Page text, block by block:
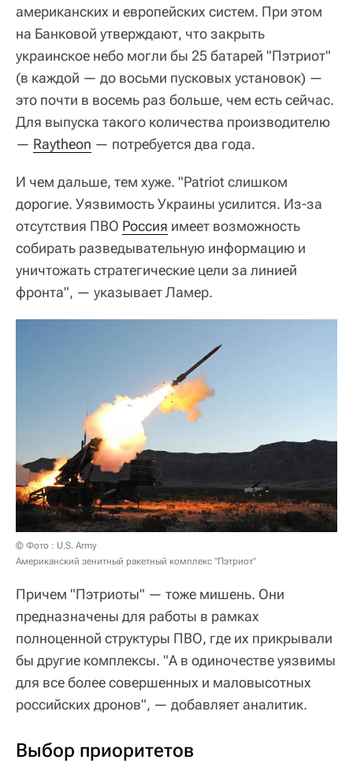
американских и европейских систем. При этом
на Банковой утверждают, что закрыть
украинское небо могли бы 25 батарей "Пэтриот"
(в каждой — до восьми пусковых установок) —
это почти в восемь раз больше, чем есть сейчас.
Для выпуска такого количества производителю
— Raytheon — потребуется два года.
И чем дальше, тем хуже. "Patriot слишком
дорогие. Уязвимость Украины усилится. Из-за
отсутствия ПВО Россия имеет возможность
собирать разведывательную информацию и
уничтожать стратегические цели за линией
фронта", — указывает Ламер.
© Фото : U.S. Army
Американский зенитный ракетный комплекс "Пэтриот"
Причем "Пэтриоты" — тоже мишень. Они
предназначены для работы в рамках
полноценной структуры ПВО, где их прикрывали
бы другие комплексы. "А в одиночестве уязвимы
для все более совершенных и маловысотных
российских дронов", — добавляет аналитик.
Выбор приоритетов